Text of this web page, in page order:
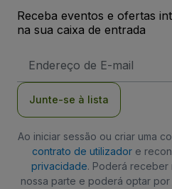
Receba eventos e ofertas
na sua caixa de entrada
de
Junte-se à lista
Ao iniciar sessão ou criar uma
contrato de utilizadore
privacidade. Poderá receber
nossa parte e poderá optar